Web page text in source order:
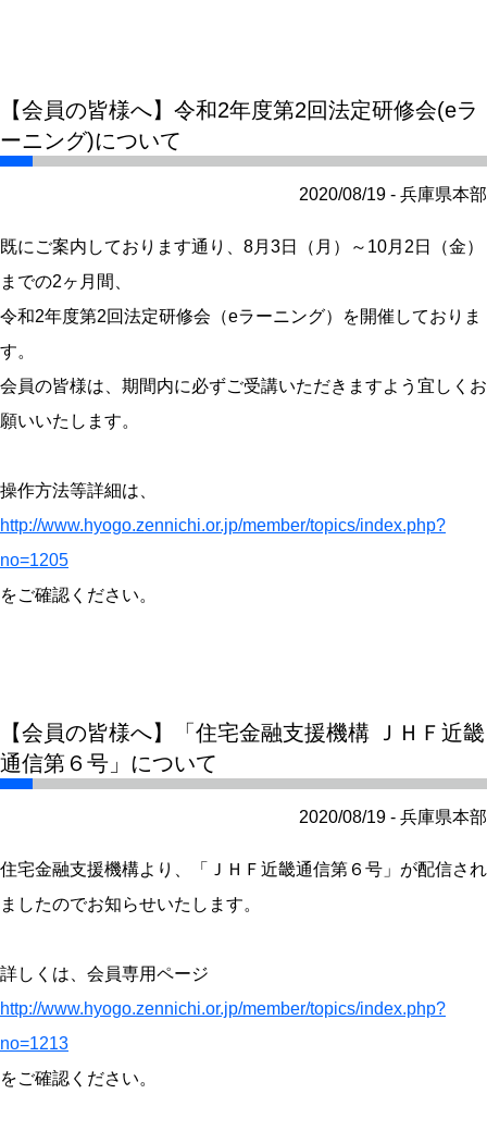
【会員の皆様へ】令和2年度第2回法定研修会(eラ
ーニング)について
2020/08/19 - 兵庫県本部
既にご案内しております通り、8月3日（月）～10月2日（金）
までの2ヶ月間、
令和2年度第2回法定研修会（eラーニング）を開催しておりま
す。
会員の皆様は、期間内に必ずご受講いただきますよう宜しくお
願いいたします。
操作方法等詳細は、
http://www.hyogo.zennichi.or.jp/member/topics/index.php?
no=1205
をご確認ください。
【会員の皆様へ】「住宅金融支援機構 ＪＨＦ近畿
通信第６号」について
2020/08/19 - 兵庫県本部
住宅金融支援機構より、「ＪＨＦ近畿通信第６号」が配信され
ましたのでお知らせいたします。
詳しくは、会員専用ページ
http://www.hyogo.zennichi.or.jp/member/topics/index.php?
no=1213
をご確認ください。